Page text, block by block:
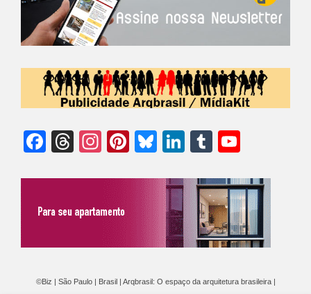
Facebook
Threads
Instagram
Pinterest
Bluesky
LinkedIn
Tumblr
©Biz | São Paulo | Brasil | Arqbrasil: O espaço da arquitetura brasileira |